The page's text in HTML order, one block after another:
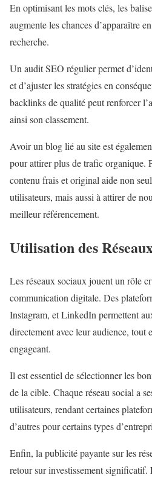
En optimisant les mots clés, les
augmente les chances d’apparaître
recherche.
Un audit SEO régulier permet
et d’ajuster les stratégies en
backlinks de qualité peut renforcer
ainsi son classement.
Avoir un blog lié au site est
pour attirer plus de trafic organique.
contenu frais et original aide non
utilisateurs, mais aussi à attirer de
meilleur référencement.
Utilisation des
Les réseaux sociaux jouent un rôle
communication digitale. Des
Instagram, et LinkedIn permettent
directement avec leur audience, tout
engageant.
Il est essentiel de sélectionner les
de la cible. Chaque réseau social a
utilisateurs, rendant certaines
d’autres pour certains types
Enfin, la publicité payante sur les
retour sur investissement significatif.